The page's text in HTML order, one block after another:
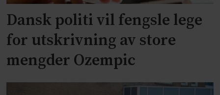
Dansk politi vil fengsle lege
for utskrivning av store
mengder Ozempic